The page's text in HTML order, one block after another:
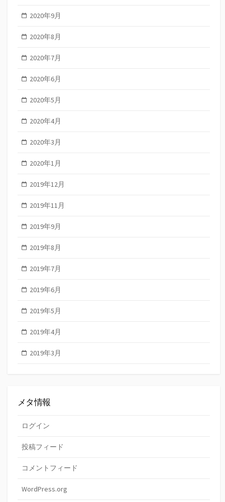
2020年9月
2020年8月
2020年7月
2020年6月
2020年5月
2020年4月
2020年3月
2020年1月
2019年12月
2019年11月
2019年9月
2019年8月
2019年7月
2019年6月
2019年5月
2019年4月
2019年3月
メタ情報
ログイン
投稿フィード
コメントフィード
WordPress.org